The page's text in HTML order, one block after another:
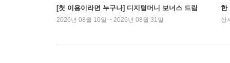
[첫 이용이라면 누구나] 디지털머니 보너스 드림
2026년 08월 10일 ~ 2026년 08월 31일
한
상